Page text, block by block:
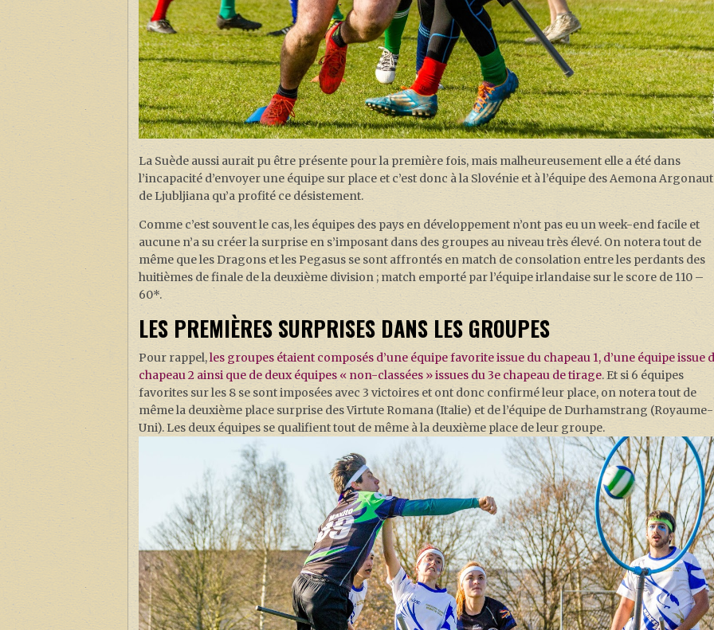
La Suède aussi aurait pu être présente pour la première fois, mais malheureusement elle a été dans
l’incapacité d’envoyer une équipe sur place et c’est donc à la Slovénie et à l’équipe des Aemona
de Ljubljiana qu’a profité ce désistement.
Comme c’est souvent le cas, les équipes des pays en développement n’ont pas eu un week-end facile et
aucune n’a su créer la surprise en s’imposant dans des groupes au niveau très élevé. On notera tout de
même que les Dragons et les Pegasus se sont affrontés en match de consolation entre les perdants des
huitièmes de finale de la deuxième division ; match emporté par l’équipe irlandaise sur le score de 110 –
60*.
LES PREMIÈRES SURPRISES DANS LES GROUPES
Pour rappel,les groupes étaient composés d’une équipe favorite issue du chapeau 1, d’une équipe issue
chapeau 2 ainsi que de deux équipes « non-classées » issues du 3e chapeau de tirage. Et si 6 équipes
favorites sur les 8 se sont imposées avec 3 victoires et ont donc confirmé leur place, on notera tout de
même la deuxième place surprise des Virtute Romana (Italie) et de l’équipe de Durhamstrang (Royaume-
Uni). Les deux équipes se qualifient tout de même à la deuxième place de leur groupe.